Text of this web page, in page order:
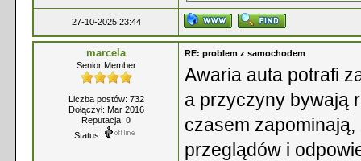
27-10-2025 23:44
marcela
Senior Member
Liczba postów: 732
Dołączył: Mar 2016
Reputacja: 0
Status:
RE: problem z samochodem
Awaria auta potrafi
a przyczyny bywają
czasem
przeglądów i